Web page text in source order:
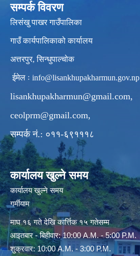
सम्पर्क विवरण
लिसंखु पाखर गाउँपालिका
गाउँ कार्यपालिकाको कार्यालय
अत्तरपुर, सिन्धुपाल्चोक
ईमेल ः info@lisankhupakharmun.gov.np
lisankhupakharmun@gmail.com,
ceolprm@gmail.com,
सम्पर्क नं.: ०११-६९१११८
कार्यालय खुल्ने समय
कार्यालय खुल्ने समय
गर्मीयाम
माघ १६ गते देखि कार्त्तिक १५ गतेसम्म
आइतबार - बिहीवार: 10:00 A.M. - 5:00 P.M.
शुक्रवार: 10:00 A.M. - 3:00 P.M.